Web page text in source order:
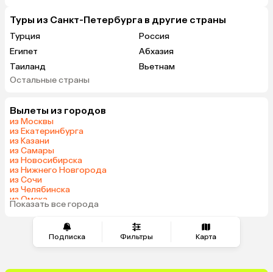
Подписка Фильтры Карта
Туры из Санкт-Петербурга в другие страны
Турция
Россия
Египет
Абхазия
Таиланд
Вьетнам
ОАЭ
Кипр
Саудовская Аравия
Остальные страны
Вылеты из городов
из Москвы
из Екатеринбурга
из Казани
из Самары
из Новосибирска
из Нижнего Новгорода
из Сочи
из Челябинска
из Омска
из Красноярска
Показать все города